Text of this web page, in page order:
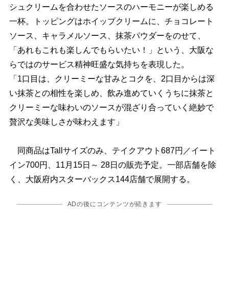
シュクリームを合わせたソースのハーモニーが楽しめる
一杯。トッピングはホイップクリームに、チョコレート
ソース、キャラメルソース、抹茶パウダーをのせて、
「あれもこれも楽しんでもらいたい！」という、大阪な
らではのサービス精神旺盛な気持ちを表現した。
「1口目は、クリーミーな甘みとコクを、2口目からは深
い抹茶との相性を楽しめ、飲み進めていくうちに抹茶と
クリーミーな味わいのソースが混ざり合っていく絶妙で
贅沢な美味しさが味わえます」
同商品はTallサイズのみ、テイクアウト687円／イート
イン700円、11月15日～ 28日の販売予定。一部店舗を除
く、大阪府内スターバックス144店舗で展開する。
ADの後にコンテンツが続きます